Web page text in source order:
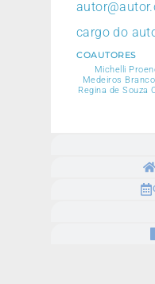
cargo do
COAUTORES
Michelli
Medeiros
Regina de Souza